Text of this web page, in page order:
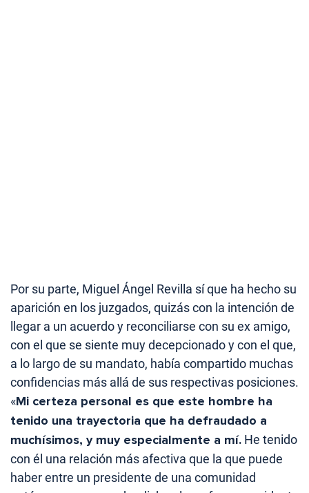
Por su parte, Miguel Ángel Revilla sí que ha hecho su
aparición en los juzgados, quizás con la intención de
llegar a un acuerdo y reconciliarse con su ex amigo,
con el que se siente muy decepcionado y con el que,
a lo largo de su mandato, había compartido muchas
confidencias más allá de sus respectivas posiciones.
«Mi certeza personal es que este hombre ha
tenido una trayectoria que ha defraudado a
muchísimos, y muy especialmente a mí. He tenido
con él una relación más afectiva que la que puede
haber entre un presidente de una comunidad